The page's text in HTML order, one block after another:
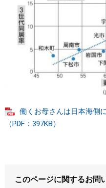
働くお母さんは日本海側
（PDF：397KB）
このページに関するお問